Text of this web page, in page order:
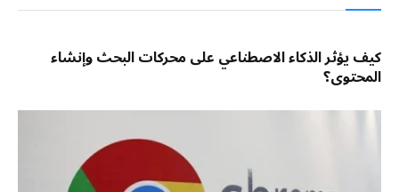
كيف يؤثر الذكاء الاصطناعي على محركات البحث وإنشاء
المحتوى؟